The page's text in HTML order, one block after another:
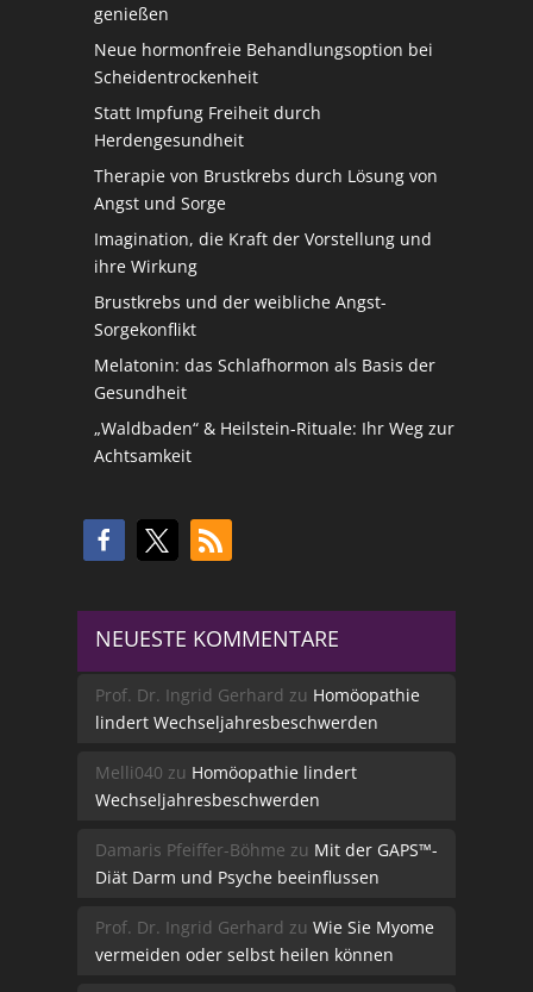
genießen
Neue hormonfreie Behandlungsoption bei
Scheidentrockenheit
Statt Impfung Freiheit durch
Herdengesundheit
Therapie von Brustkrebs durch Lösung von
Angst und Sorge
Imagination, die Kraft der Vorstellung und
ihre Wirkung
Brustkrebs und der weibliche Angst-
Sorgekonflikt
Melatonin: das Schlafhormon als Basis der
Gesundheit
„Waldbaden“ & Heilstein-Rituale: Ihr Weg zur
Achtsamkeit
NEUESTE KOMMENTARE
Prof. Dr. Ingrid Gerhard zu Homöopathie
lindert Wechseljahresbeschwerden
Melli040 zu Homöopathie lindert
Wechseljahresbeschwerden
Damaris Pfeiffer-Böhme zu Mit der GAPS™-
Diät Darm und Psyche beeinflussen
Prof. Dr. Ingrid Gerhard zu Wie Sie Myome
vermeiden oder selbst heilen können